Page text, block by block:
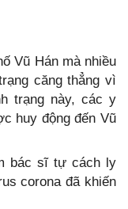
Vũ Hán mà nhiều
căng thẳng vì
trạng này, các y
huy động đến Vũ
bác sĩ tự cách ly
corona đã khiến